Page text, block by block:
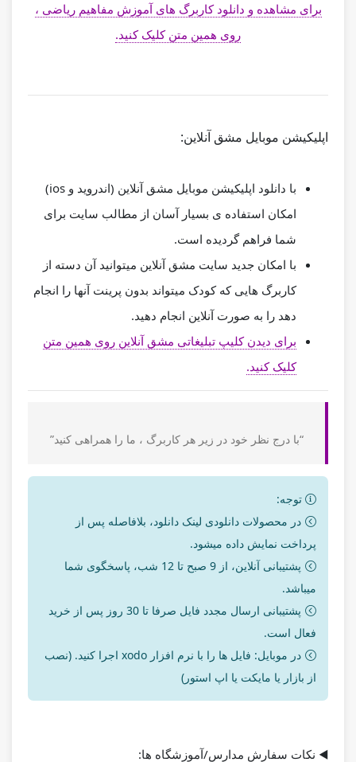
برای مشاهده و دانلود کاربرگ های آموزش مفاهیم ریاضی ،
روی همین متن کلیک کنید.
اپلیکیشن موبایل مشق آنلاین:
با دانلود اپلیکیشن موبایل مشق آنلاین (اندروید و ios)
امکان استفاده ی بسیار آسان از مطالب سایت برای
شما فراهم گردیده است.
با امکان جدید سایت مشق آنلاین میتوانید آن دسته از
کاربرگ هایی که کودک میتواند بدون پرینت آنها را انجام
دهد را به صورت آنلاین انجام دهید.
برای دیدن کلیپ تبلیغاتی مشق آنلاین روی همین متن
کلیک کنید.
“با درج نظر خود در زیر هر کاربرگ ، ما را همراهی کنید”
توجه:
در محصولات دانلودی لینک دانلود، بلافاصله پس از
پرداخت نمایش داده میشود.
پشتیبانی آنلاین، از 9 صبح تا 12 شب، پاسخگوی شما
میباشد.
پشتیبانی ارسال مجدد فایل صرفا تا 30 روز پس از خرید
فعال است.
در موبایل: فایل ها را با نرم افزار xodo اجرا کنید. (نصب
از بازار یا مایکت یا اپ استور)
◀️ نکات سفارش مدارس/آموزشگاه ها: